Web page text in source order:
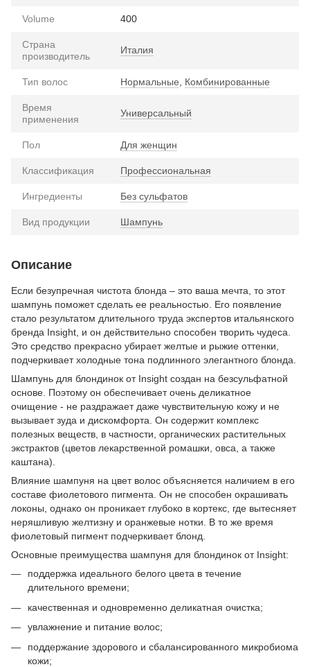
Volume 400
Страна
производитель
Италия
Тип волос Нормальные, Комбинированные
Время
применения
Универсальный
Пол Для женщин
Классификация Профессиональная
Ингредиенты Без сульфатов
Вид продукции Шампунь
Описание
Если безупречная чистота блонда – это ваша мечта, то этот
шампунь поможет сделать ее реальностью. Его появление
стало результатом длительного труда экспертов итальянского
бренда Insight, и он действительно способен творить чудеса.
Это средство прекрасно убирает желтые и рыжие оттенки,
подчеркивает холодные тона подлинного элегантного блонда.
Шампунь для блондинок от Insight создан на безсульфатной
основе. Поэтому он обеспечивает очень деликатное
очищение - не раздражает даже чувствительную кожу и не
вызывает зуда и дискомфорта. Он содержит комплекс
полезных веществ, в частности, органических растительных
экстрактов (цветов лекарственной ромашки, овса, а также
каштана).
Влияние шампуня на цвет волос объясняется наличием в его
составе фиолетового пигмента. Он не способен окрашивать
локоны, однако он проникает глубоко в кортекс, где вытесняет
неряшливую желтизну и оранжевые нотки. В то же время
фиолетовый пигмент подчеркивает блонд.
Основные преимущества шампуня для блондинок от Insight:
поддержка идеального белого цвета в течение
длительного времени;
качественная и одновременно деликатная очистка;
увлажнение и питание волос;
поддержание здорового и сбалансированного микробиома
кожи;